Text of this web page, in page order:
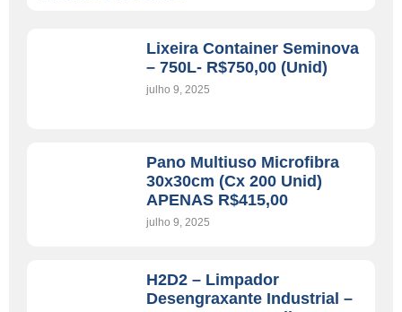
Lixeira Container Seminova
– 750L- R$750,00 (unid)
julho 9, 2025
Pano Multiuso Microfibra
30x30cm (cx 200 Unid)
APENAS R$415,00
julho 9, 2025
H2D2 – Limpador
Desengraxante Industrial –